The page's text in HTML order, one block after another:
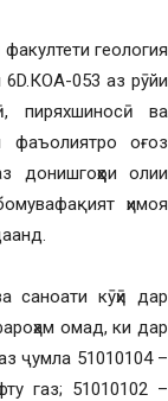
геология
6D.КОА-053 аз рӯйи
пиряхшиносӣ ва
фаъолиятро оғоз
олии
ҳимоя
саноати кӯҳӣ дар
омад, ки дар
ҷумла 51010104 –
газ; 51010102 –